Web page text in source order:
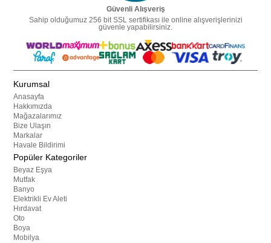
Güvenli Alışveriş
Sahip olduğumuz 256 bit SSL sertifikası ile online alışverişlerinizi
güvenle yapabilirsiniz.
Kurumsal
Anasayfa
Hakkımızda
Mağazalarımız
Bize Ulaşın
Markalar
Havale Bildirimi
Popüler Kategoriler
Beyaz Eşya
Mutfak
Banyo
Elektrikli Ev Aleti
Hırdavat
Oto
Boya
Mobilya